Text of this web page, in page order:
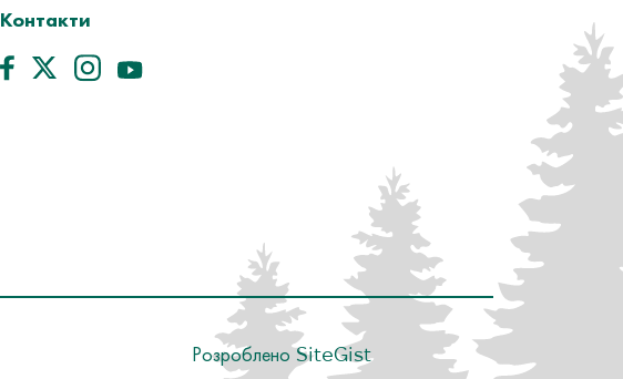
Контакти
РозробленоSiteGist